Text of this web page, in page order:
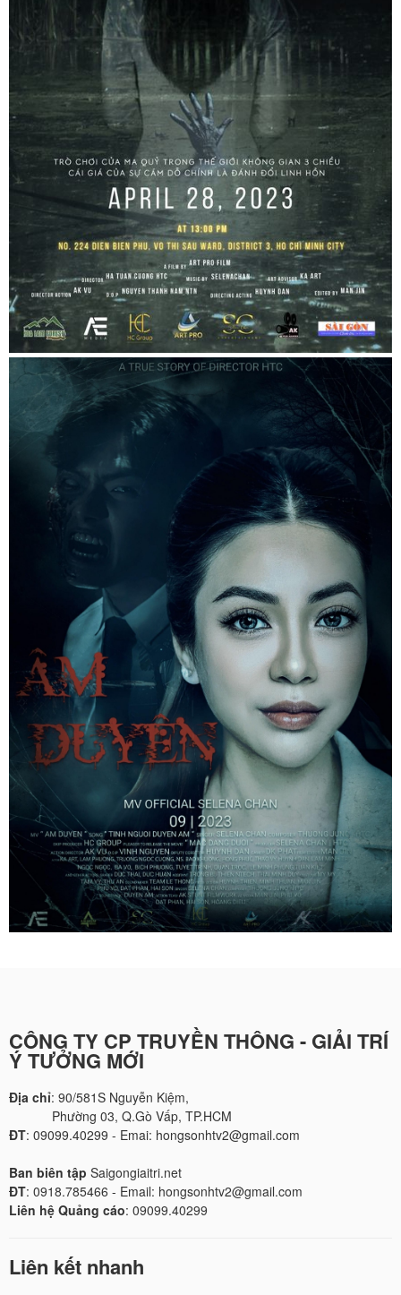
CÔNG TY CP TRUYỀN THÔNG - GIẢI TRÍ
Ý TƯỞNG MỚI
Địa chỉ: 90/581S Nguyễn Kiệm,
Phường 03, Q.Gò Vấp, TP.HCM
ĐT: 09099.40299 - Emai: hongsonhtv2@gmail.com
Ban biên tập Saigongiaitri.net
ĐT: 0918.785466 - Email: hongsonhtv2@gmail.com
Liên hệ Quảng cáo: 09099.40299
Liên kết nhanh